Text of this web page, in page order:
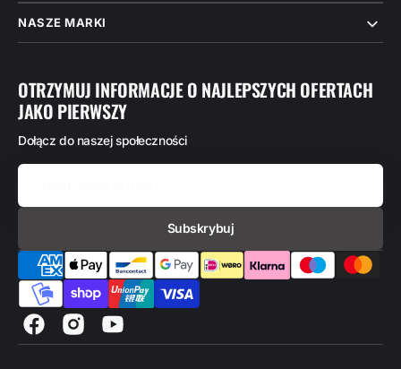
NASZE MARKI
OTRZYMUJ INFORMACJE O NAJLEPSZYCH OFERTACH
JAKO PIERWSZY
Dołącz do naszej społeczności
Twój
e-
Subskrybuj
FacebookInstagramYoutube